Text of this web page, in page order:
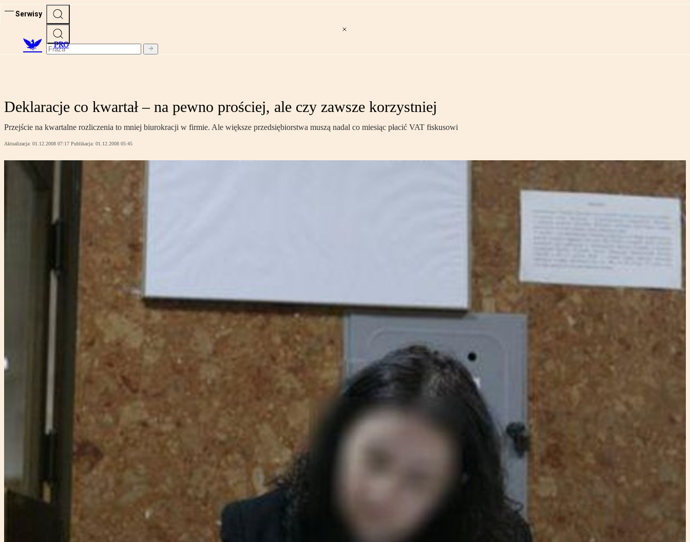
Serwisy
PRO
Deklaracje co kwartał – na pewno prościej, ale czy zawsze korzystniej
Przejście na kwartalne rozliczenia to mniej biurokracji w firmie. Ale większe przedsiębiorstwa muszą nadal co miesiąc płacić VAT fiskusowi
Aktualizacja: 01.12.2008 07:17 Publikacja: 01.12.2008 05:45